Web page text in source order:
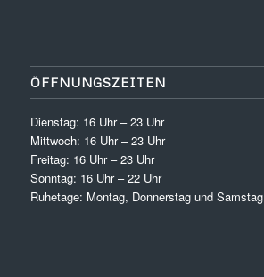
ÖFFNUNGSZEITEN
Dienstag: 16 Uhr – 23 Uhr
Mittwoch: 16 Uhr – 23 Uhr
Freitag: 16 Uhr – 23 Uhr
Sonntag: 16 Uhr – 22 Uhr
Ruhetage: Montag, Donnerstag und Samstag